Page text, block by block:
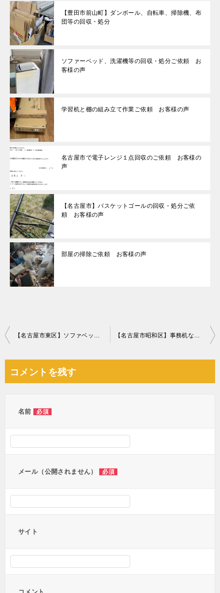
【豊田市前山町】ダンボール、自転車、掃除機、布
団等の回収・処分
ソファーベッド、洗濯機等の回収・処分ご依頼 お
客様の声
学習机と棚の組み立て作業ご依頼 お客様の声
名古屋市で電子レンジ１点回収のご依頼 お客様の
声
【名古屋市】バスケットゴールの回収・処分ご依
頼 お客様の声
部屋の掃除ご依頼 お客様の声
投
ビ
ョ
【名古屋市東区】ソファベッド等の回収・処分ご依頼 お客様の声 【名古屋市昭和区】事務机などの不用品回収・処分ご依頼 お客様の声
コメントを残す
名前 必須
メール（公開されません） 必須
サイト